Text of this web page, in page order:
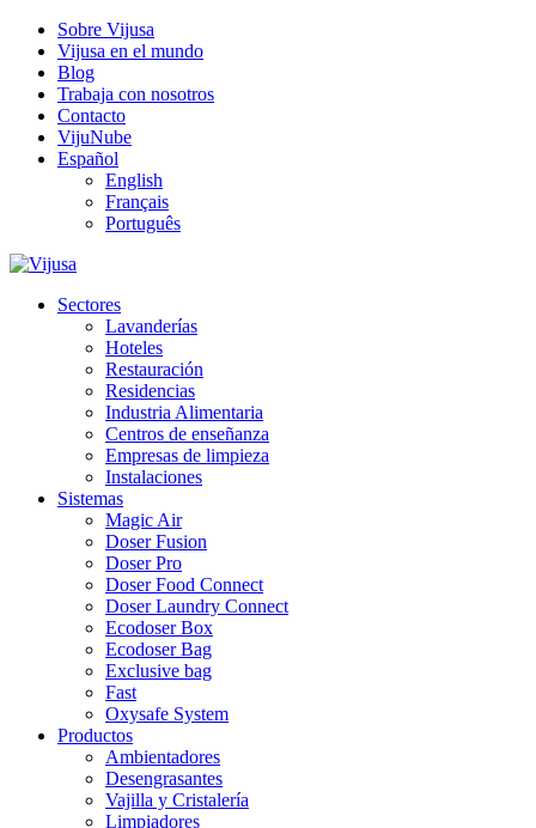
Sobre Vijusa
Vijusa en el mundo
Blog
Trabaja con nosotros
Contacto
VijuNube
Español
English
Français
Português
Sectores
Lavanderías
Hoteles
Restauración
Residencias
Industria Alimentaria
Centros de enseñanza
Empresas de limpieza
Instalaciones
Sistemas
Magic Air
Doser Fusion
Doser Pro
Doser Food Connect
Doser Laundry Connect​
Ecodoser Box
Ecodoser Bag
Exclusive bag
Fast
Oxysafe System
Productos
Ambientadores
Desengrasantes
Vajilla y Cristalería
Limpiadores